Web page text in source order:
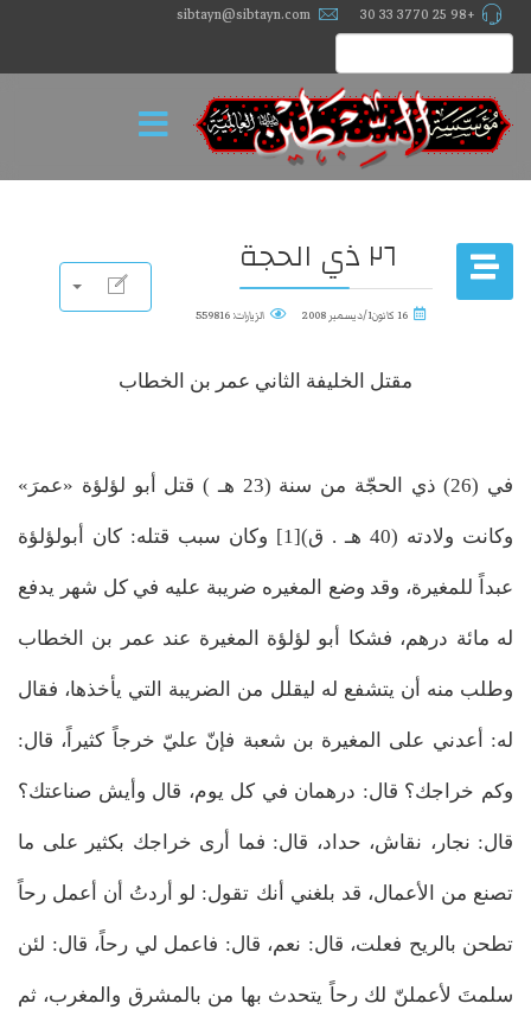
+98 25 3770 33 30
sibtayn@sibtayn.com
٢٦ ذي الحجة
16 كانون1/ديسمبر 2008 الزيارات: 559816
مقتل الخليفة الثاني عمر بن الخطاب
في (26) ذي الحجّة من سنة (23 هـ ) قتل أبو لؤلؤة «عمرَ»
وكانت ولادته (40 هـ . ق)[1] وكان سبب قتله: كان أبولؤلؤة
عبداً للمغيرة، وقد وضع المغيره ضريبة عليه في كل شهر يدفع
له مائة درهم، فشكا أبو لؤلؤة المغيرة عند عمر بن الخطاب
وطلب منه أن يتشفع له ليقلل من الضريبة التي يأخذها، فقال‌
له: أعدني على المغيرة بن شعبة فإنّ عليّ خرجاً كثيراً، قال:
وكم خراجك؟ قال: درهمان في كل يوم، قال وأيش صناعتك؟
قال: نجار، نقاش، حداد، قال: فما أرى خراجك بكثير على ما
تصنع من الأعمال، قد بلغني أنك تقول: لو أردتُ أن أعمل رحاً
تطحن بالريح فعلت، قال: نعم، قال: فاعمل لي رحاً، قال: لئن
سلمتَ لأعملنّ لك رحاً يتحدث بها من بالمشرق والمغرب، ثم